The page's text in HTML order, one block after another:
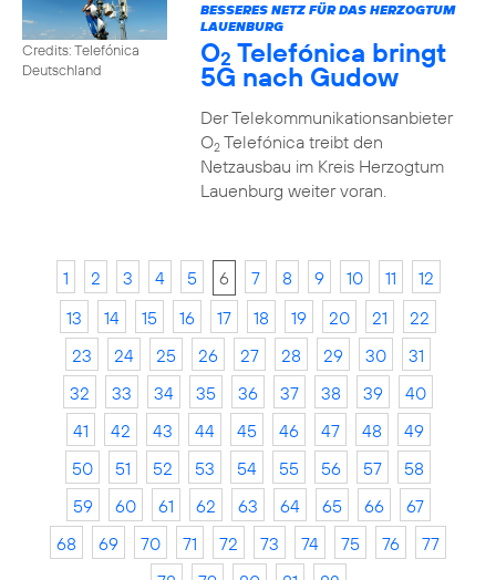
Credits: Telefónica
Deutschland
BESSERES NETZ FÜR DAS HERZOGTUM
LAUENBURG
O2 Telefónica bringt
5G nach Gudow
Der Telekommunikationsanbieter
O2Telefónica treibt den
Netzausbau im Kreis Herzogtum
Lauenburg weiter voran.
1 2 3 4 5 6 7 8 9 10 11
12
13
14 15 16 17 18 19 20 21
22
23
24 25 26 27 28 29 30
31
32
33 34 35 36 37 38 39
40
41
42 43 44 45 46 47 48
49
50
51 52 53 54 55 56 57
58
59
60 61 62 63 64 65 66
67
68
69 70 71 72 73 74 75 76
77